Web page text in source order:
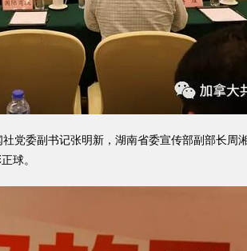
委副书记张明新，湖南省委宣传部副部长周
球。